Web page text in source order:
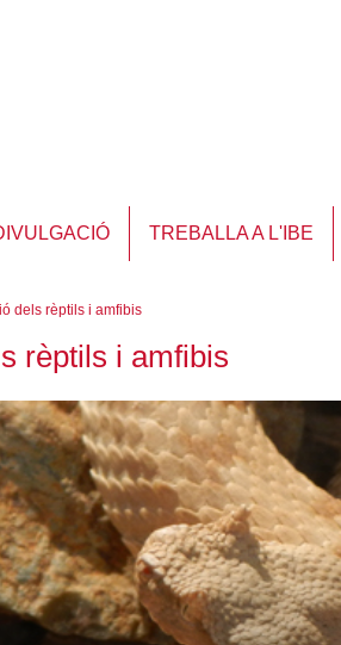
TREBALLA A L'IBE
dels rèptils i amfibis
rèptils i amfibis